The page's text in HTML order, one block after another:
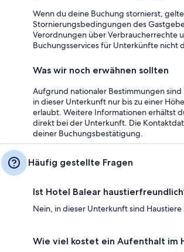
Wenn du deine Buchung stornierst,
Stornierungsbedingungen des
Verordnungen über Verbraucherrechte
Buchungsservices für Unterkünfte nicht
Was wir noch erwähnen sollten
Aufgrund nationaler Bestimmungen
in dieser Unterkunft nur bis zu einer
erlaubt. Weitere Informationen erhältst
direkt bei der Unterkunft. Die
deiner Buchungsbestätigung.
Häufig gestellte Fragen
Ist Hotel Balear
Nein, in dieser Unterkunft sind
Wie viel kostet ein Aufenthalt im